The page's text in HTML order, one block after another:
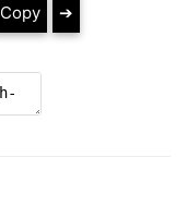
Copy ➔